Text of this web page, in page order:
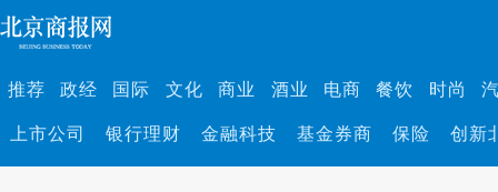
推荐 政经 国际 文化 商业 酒业 电商 餐饮 时尚
上市公司 银行理财 金融科技 基金券商 保险 创新